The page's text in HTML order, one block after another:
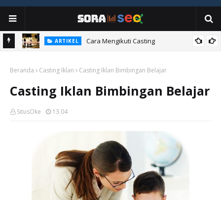
ARTIKEL Cara Mengikuti Casting
Beranda Casting Iklan Casting Iklan Bimbingan Belajar
Casting Iklan Bimbingan Belajar
SitusOke 13.04